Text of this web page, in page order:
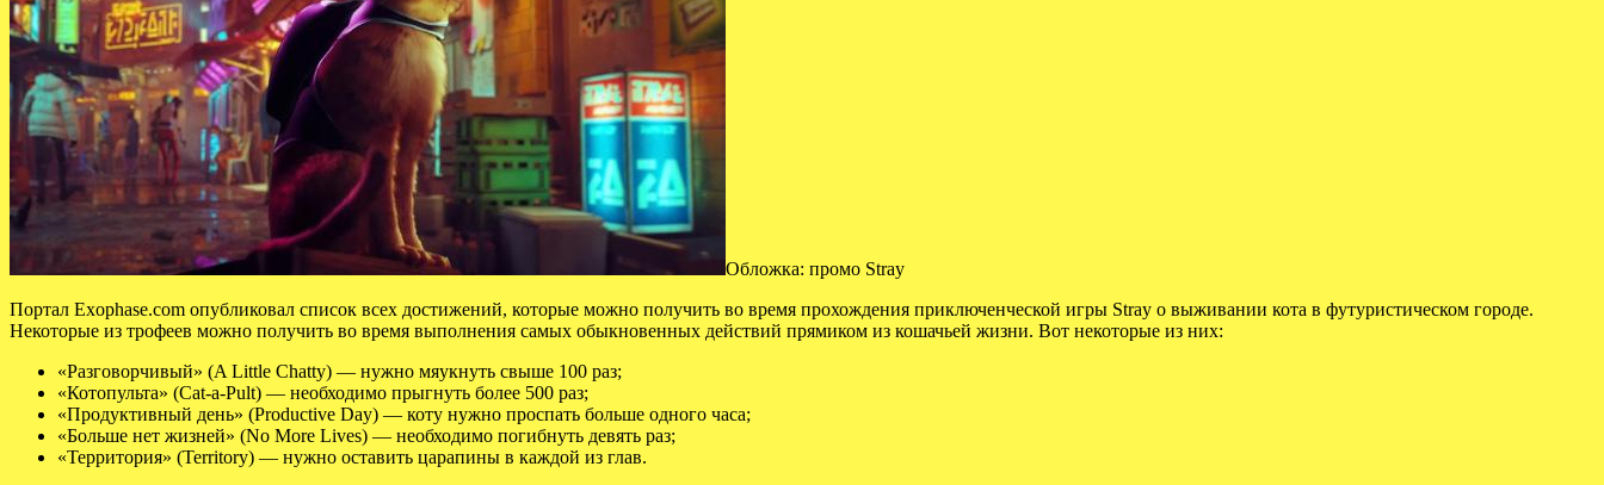
Обложка: промо Stray
Портал Exophase.com опубликовал список всех достижений, которые можно получить во время прохождения приключенческой игры Stray о выживании кота в футуристическом городе.
Некоторые из трофеев можно получить во время выполнения самых обыкновенных действий прямиком из кошачьей жизни. Вот некоторые из них:
«Разговорчивый» (A Little Chatty) — нужно мяукнуть свыше 100 раз;
«Котопульта» (Cat-a-Pult) — необходимо прыгнуть более 500 раз;
«Продуктивный день» (Productive Day) — коту нужно проспать больше одного часа;
«Больше нет жизней» (No More Lives) — необходимо погибнуть девять раз;
«Территория» (Territory) — нужно оставить царапины в каждой из глав.